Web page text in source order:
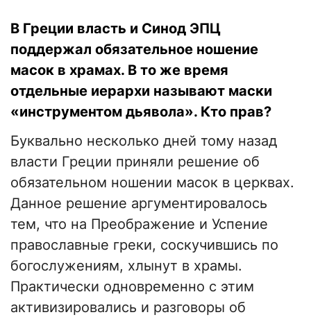
В Греции власть и Синод ЭПЦ
поддержал обязательное ношение
масок в храмах. В то же время
отдельные иерархи называют маски
«инструментом дьявола». Кто прав?
Буквально несколько дней тому назад
власти Греции приняли решение об
обязательном ношении масок в церквах.
Данное решение аргументировалось
тем, что на Преображение и Успение
православные греки, соскучившись по
богослужениям, хлынут в храмы.
Практически одновременно с этим
активизировались и разговоры об